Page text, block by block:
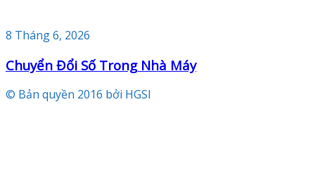
8 Tháng 6, 2026
Chuyển Đổi Số Trong Nhà Máy
© Bản quyền 2016 bởi HGSI